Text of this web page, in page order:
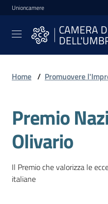
Vai al contenuto
Vai alla navigazione
Vai al footer
Unioncamere
CAMERA
CAMERA
Camera
Avviare
Home / Promuovere
Premio
Olivario
Il Premio che valorizza le
italiane